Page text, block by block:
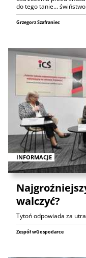
do tego tanie…
Grzegorz Szafraniec
INFORMACJE
walczyć?
Tytoń odpowiada za
Zespół wGospodarce